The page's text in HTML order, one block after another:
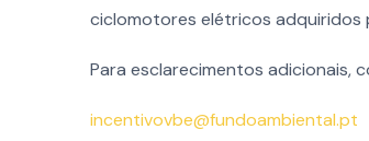
ciclomotores elétricos adquiridos
Para esclarecimentos adicionais,
incentivovbe@fundoambiental.pt